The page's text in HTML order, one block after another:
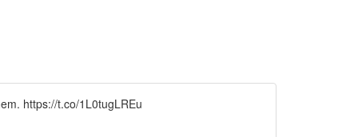
https://t.co/1L0tugLREu